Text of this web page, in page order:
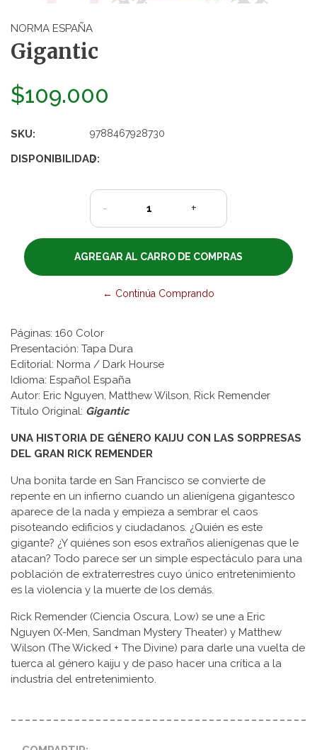
NORMA ESPAÑA
Gigantic
$109.000
SKU: 9788467928730
DISPONIBILIDAD:
3
- +
← Continúa Comprando
Páginas: 160 Color
Presentación: Tapa Dura
Editorial: Norma / Dark Hourse
Idioma: Español España
Autor: Eric Nguyen, Matthew Wilson, Rick Remender
Título Original: Gigantic
UNA HISTORIA DE GÉNERO KAIJU CON LAS SORPRESAS
DEL GRAN RICK REMENDER
Una bonita tarde en San Francisco se convierte de
repente en un infierno cuando un alienígena gigantesco
aparece de la nada y empieza a sembrar el caos
pisoteando edificios y ciudadanos. ¿Quién es este
gigante? ¿Y quiénes son esos extraños alienígenas que le
atacan? Todo parece ser un simple espectáculo para una
población de extraterrestres cuyo único entretenimiento
es la violencia y la muerte de los demás.
Rick Remender (Ciencia Oscura, Low) se une a Eric
Nguyen (X-Men, Sandman Mystery Theater) y Matthew
Wilson (The Wicked + The Divine) para darle una vuelta de
tuerca al género kaiju y de paso hacer una crítica a la
industria del entretenimiento.